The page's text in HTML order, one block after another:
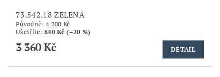
73.542.18 ZELENÁ
Původně: 4 200 Kč
Ušetříte:840 Kč (–20 %)
3 360 Kč DETAIL